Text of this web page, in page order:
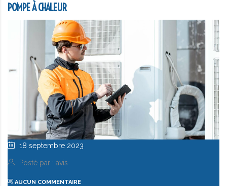
POMPE À CHALEUR
18 septembre 2023
Posté par : avis
AUCUN COMMENTAIRE